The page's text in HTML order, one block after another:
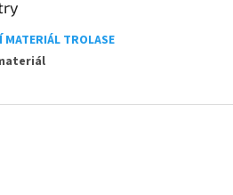
MATERIÁL TROLASE